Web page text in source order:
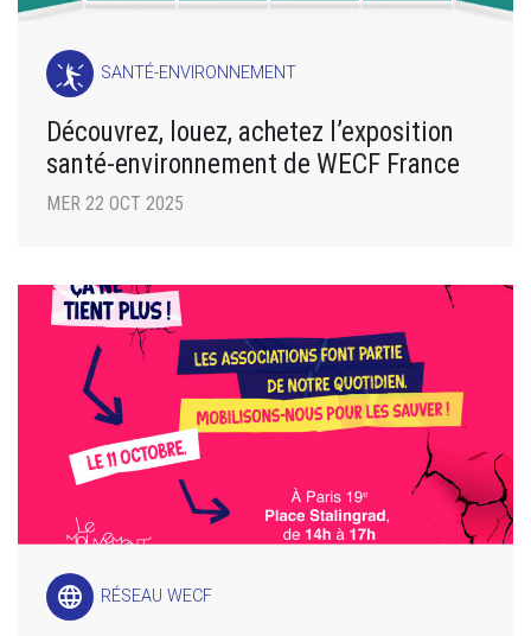
SANTÉ-ENVIRONNEMENT
Découvrez, louez, achetez l’exposition
santé-environnement de WECF France
MER 22 OCT 2025
language RÉSEAU WECF